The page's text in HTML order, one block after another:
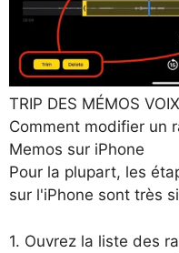
TRIP DES MÉMOS VOIX
Comment modifier un
Memos sur iPhone
Pour la plupart, les
sur l'iPhone sont très
1. Ouvrez la liste des